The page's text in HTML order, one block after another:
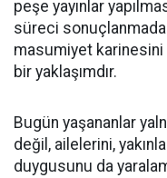
peşe yayınlar
süreci
masumiyet karinesini
bir yaklaşımdır.
Bugün yaşananlar
değil, ailelerini,
duygusunu da